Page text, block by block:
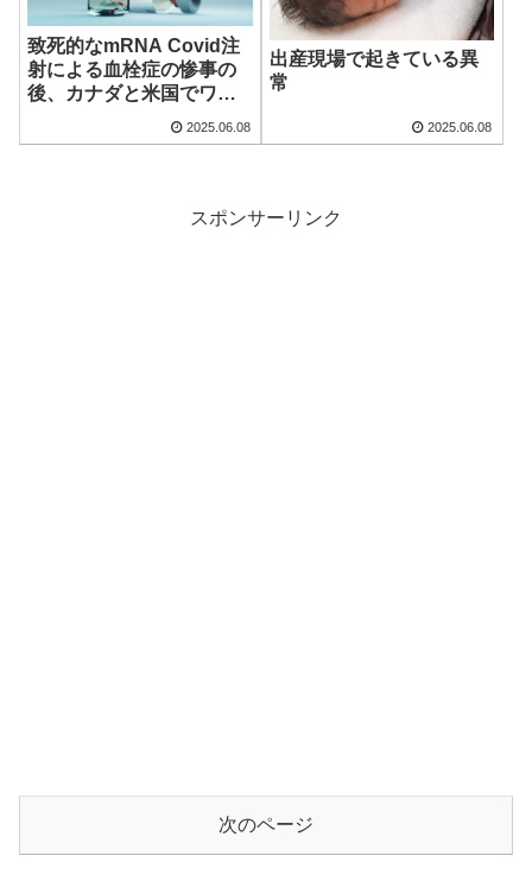
致死的なmRNA Covid注
射による血栓症の惨事の
後、カナダと米国でワク
チン懐疑論が史上最高に
高まっている S.D. Wells
2025.06.08
出産現場で起きている異
常
2025.06.08
スポンサーリンク
次のページ